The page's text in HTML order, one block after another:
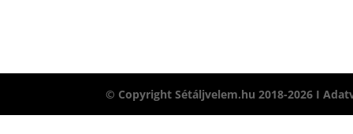
© Copyright Sétáljvelem.hu 2018-2026 I